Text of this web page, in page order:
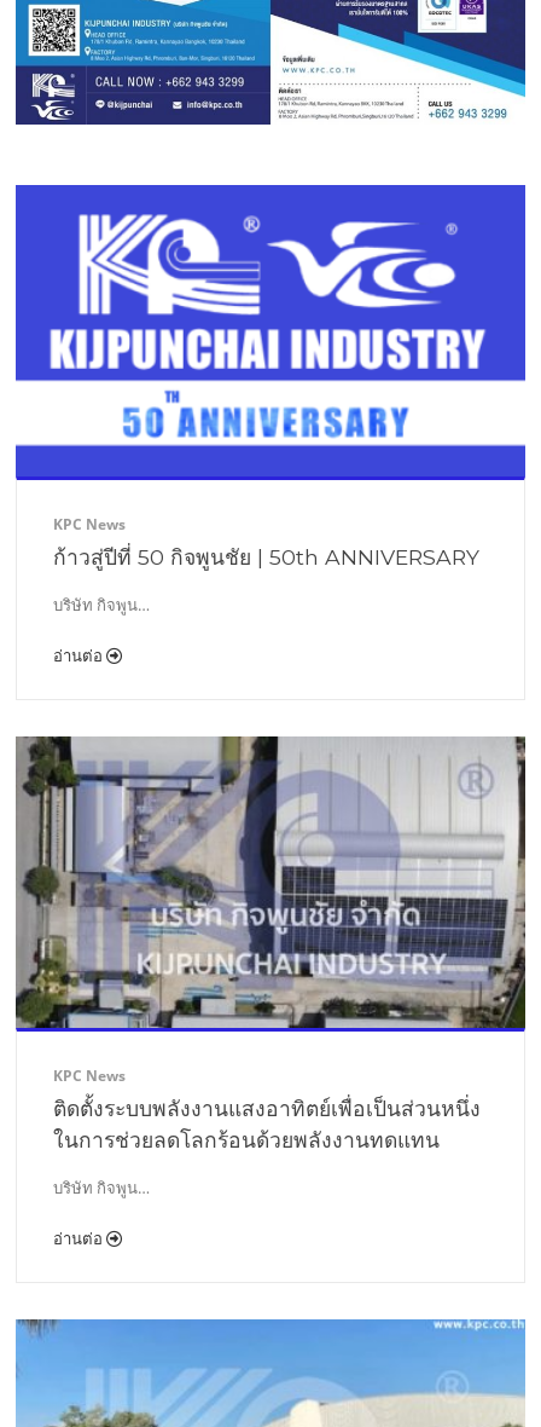
KPC News
ก้าวสู่ปีที่ 50 กิจพูนชัย | 50th ANNIVERSARY
บริษัท กิจพูน…
อ่านต่อ
KPC News
ติดตั้งระบบพลังงานแสงอาทิตย์เพื่อเป็นส่วนหนึ่ง
ในการช่วยลดโลกร้อนด้วยพลังงานทดแทน
บริษัท กิจพูน…
อ่านต่อ